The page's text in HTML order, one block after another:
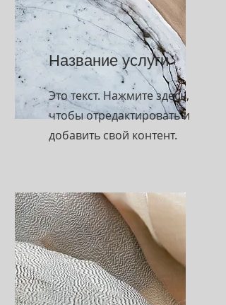
Название услуги
Это текст. Нажмите здесь,
чтобы отредактировать и
добавить свой контент.